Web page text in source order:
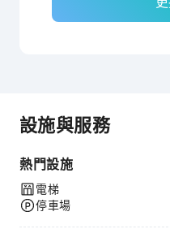
設施與服務
熱門設施
電梯
停車場